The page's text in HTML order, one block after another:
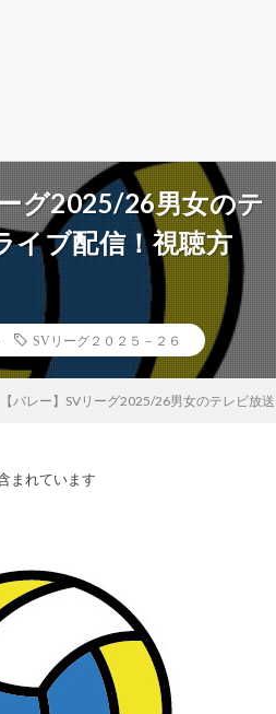
グ2025/26男女のテ
イブ配信！視聴方
SVリーグ２０２５－２６
【バレー】SVリーグ2025/26男女のテレビ放
まれています